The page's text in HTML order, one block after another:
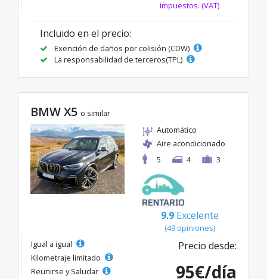
impuestos. (VAT)
Incluido en el precio:
Exención de daños por colisión (CDW)
La responsabilidad de terceros(TPL)
BMW X5 o similar
Automático
Aire acondicionado
5
4 3
9.9 Excelente
(49 opiniones)
Igual a igual
Kilometraje limitado
Reunirse y Saludar
Precio desde:
95€/día